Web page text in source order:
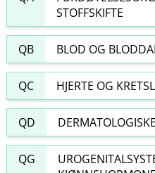
STOFFSKIFTE
QB BLOD OG
QC HJERTE OG
QD
QG